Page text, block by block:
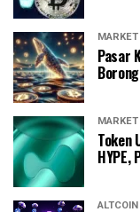
MARKET
Pasar
MARKET
Token
HYPE,